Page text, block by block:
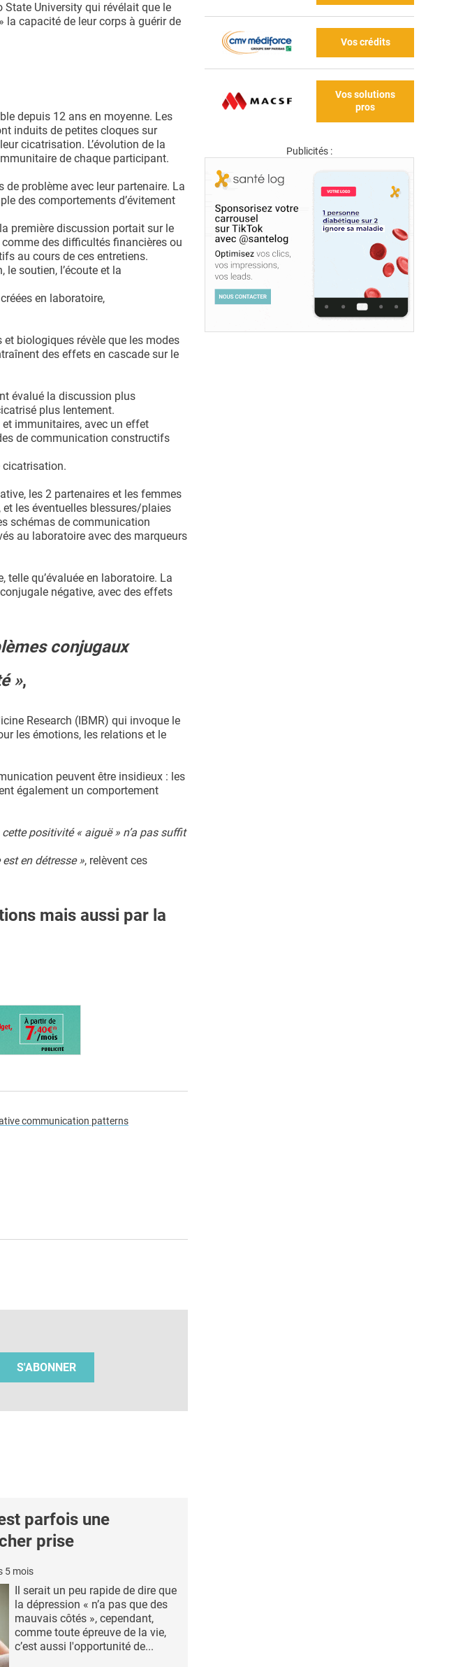
State University qui révélait que le
la capacité de leur corps à guérir de
depuis 12 ans en moyenne. Les
induits de petites cloques sur
cicatrisation. L’évolution de la
de chaque participant.
problème avec leur partenaire. La
des comportements d’évitement
première discussion portait sur le
des difficultés financières ou
au cours de ces entretiens.
soutien, l’écoute et la
en laboratoire,
biologiques révèle que les modes
des effets en cascade sur le
évalué la discussion plus
plus lentement.
immunitaires, avec un effet
de communication constructifs
cicatrisation.
les 2 partenaires et les femmes
les éventuelles blessures/plaies
schémas de communication
au laboratoire avec des marqueurs
qu’évaluée en laboratoire. La
négative, avec des effets
conjugaux
»,
Research (IBMR) qui invoque le
les émotions, les relations et le
peuvent être insidieux : les
également un comportement
positivité « aiguë » n’a pas suffit
en détresse », relèvent ces
mais aussi par la
communication patterns
S'ABONNER
parfois une
prise
5 mois
Il serait un peu rapide de dire que
la dépression « n’a pas que des
mauvais côtés », cependant,
comme toute épreuve de la vie,
c’est aussi l'opportunité de...
Vos crédits
Vos solutions
pros
Publicités :